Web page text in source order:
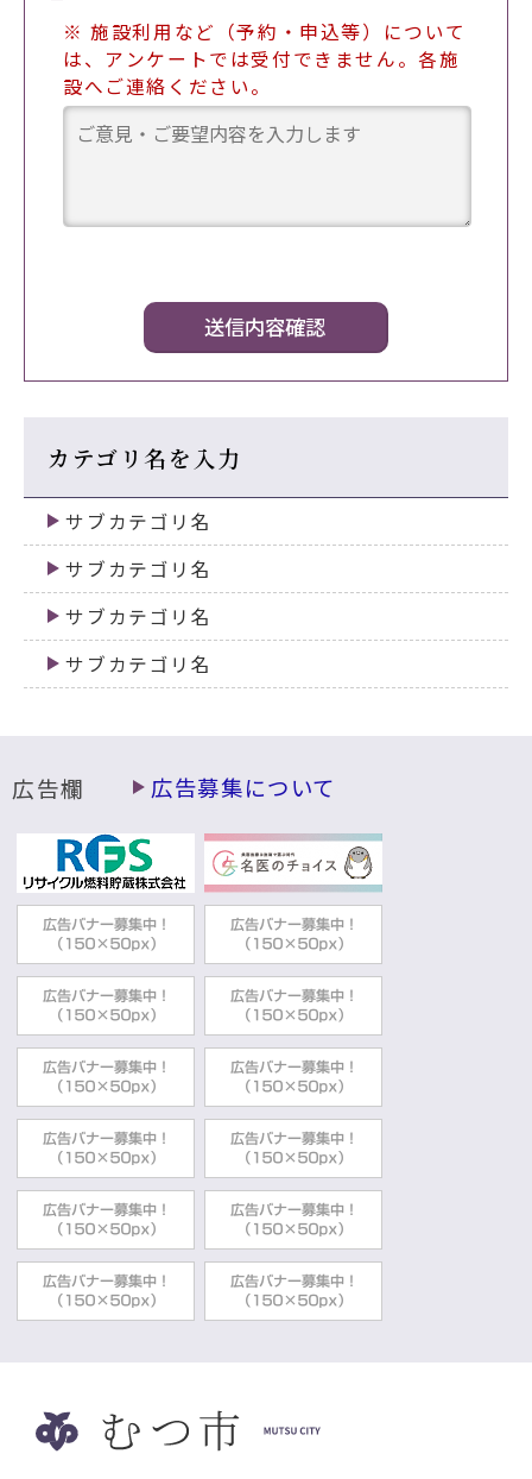
※ 施設利用など（予約・申込等）について
は、アンケートでは受付できません。各施
設へご連絡ください。
カテゴリ名を入力
サブカテゴリ名
サブカテゴリ名
サブカテゴリ名
サブカテゴリ名
広告欄 広告募集について